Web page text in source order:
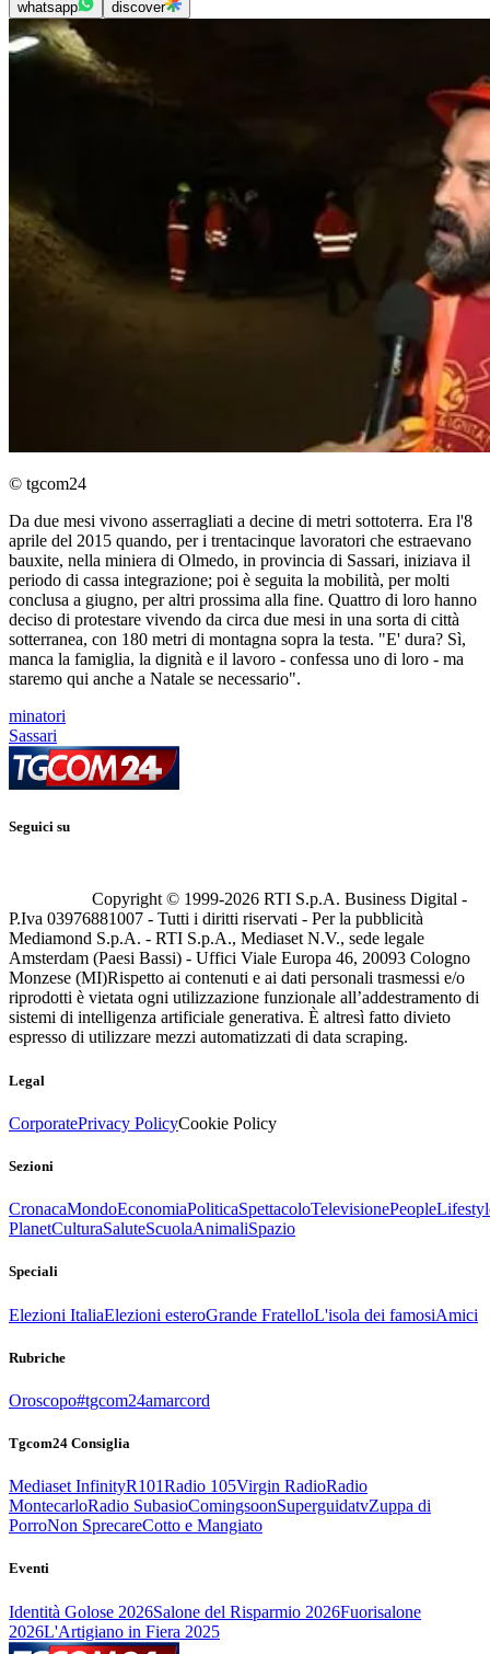
whatsapp discover
© tgcom24
Da due mesi vivono asserragliati a decine di metri sottoterra. Era l'8
aprile del 2015 quando, per i trentacinque lavoratori che estraevano
bauxite, nella miniera di Olmedo, in provincia di Sassari, iniziava il
periodo di cassa integrazione; poi è seguita la mobilità, per molti
conclusa a giugno, per altri prossima alla fine. Quattro di loro hanno
deciso di protestare vivendo da circa due mesi in una sorta di città
sotterranea, con 180 metri di montagna sopra la testa. "E' dura? Sì,
manca la famiglia, la dignità e il lavoro - confessa uno di loro - ma
staremo qui anche a Natale se necessario".
minatori
Sassari
Seguici su
Copyright © 1999-2026 RTI S.p.A. Business Digital -
P.Iva 03976881007 - Tutti i diritti riservati - Per la pubblicità
Mediamond S.p.A. - RTI S.p.A., Mediaset N.V., sede legale
Amsterdam (Paesi Bassi) - Uffici Viale Europa 46, 20093 Cologno
Monzese (MI)Rispetto ai contenuti e ai dati personali trasmessi e/o
riprodotti è vietata ogni utilizzazione funzionale all’addestramento di
sistemi di intelligenza artificiale generativa. È altresì fatto divieto
espresso di utilizzare mezzi automatizzati di data scraping.
Legal
CorporatePrivacy PolicyCookie Policy
Sezioni
CronacaMondoEconomiaPoliticaSpettacoloTelevisionePeople
PlanetCulturaSaluteScuolaAnimaliSpazio
Speciali
Elezioni ItaliaElezioni esteroGrande FratelloL'isola dei famosiAmici
Rubriche
Oroscopo#tgcom24amarcord
Tgcom24 Consiglia
Mediaset InfinityR101Radio 105Virgin RadioRadio
MontecarloRadio SubasioComingsoonSuperguidatvZuppa di
PorroNon SprecareCotto e Mangiato
Eventi
Identità Golose 2026Salone del Risparmio 2026Fuorisalone
2026L'Artigiano in Fiera 2025